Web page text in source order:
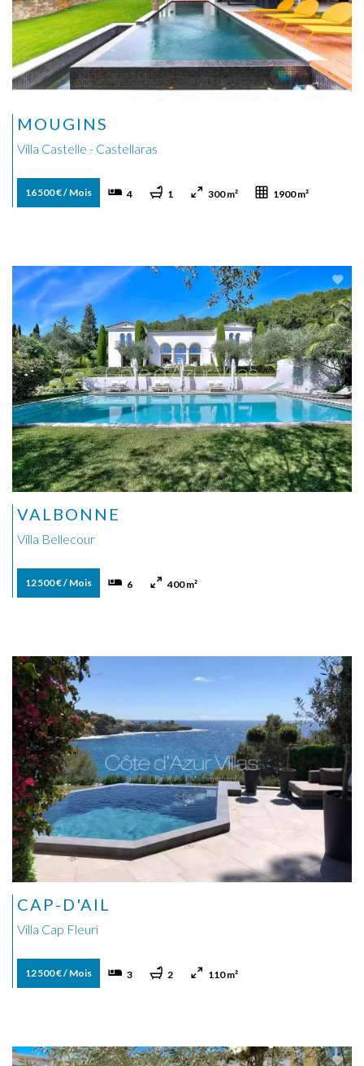
MOUGINS
Villa Castelle - Castellaras
16 500 € / Mois 4 1 300 m² 1900 m²
VALBONNE
Villa Bellecour
12 500 € / Mois 6 400 m²
CAP-D'AIL
Villa Cap Fleuri
12 500 € / Mois 3 2 110 m²